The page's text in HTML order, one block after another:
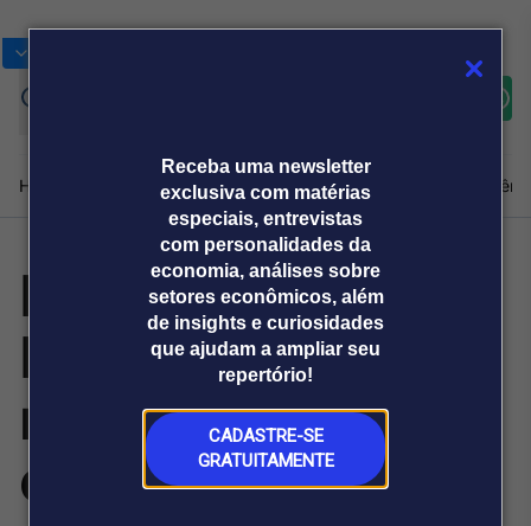
Receba uma newsletter
exclusiva com matérias
especiais, entrevistas
com personalidades da
economia, análises sobre
setores econômicos, além
de insights e curiosidades
que ajudam a ampliar seu
repertório!
CADASTRE-SE
GRATUITAMENTE
Home Produtos e soluçõesNotíciasBlogWeekend
Plataformas
Broadcast
Broadcast+
O mercado
financeiro em
tempo real
Sobre nós Releases Broadcast
Prêmio Broadcast
Analistas
Prêmio Broadcast
Empresas
Agências de
comunicação
Releases
Projeto do
Instituto Aupaba
mantém oficinas
em maio